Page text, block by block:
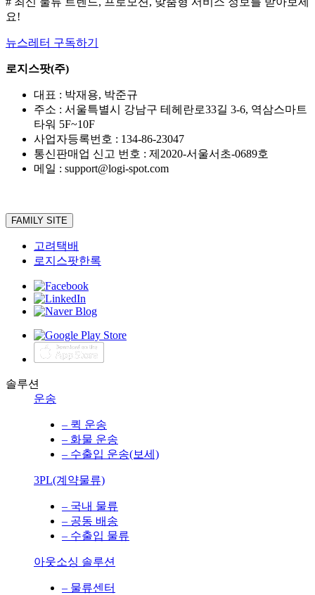
요!
뉴스레터 구독하기
로지스팟(주)
대표 : 박재용, 박준규
주소 : 서울특별시 강남구 테헤란로33길 3-6, 역삼스마트
타워 5F~10F
사업자등록번호 : 134-86-23047
통신판매업 신고 번호 : 제2020-서울서초-0689호
메일 : support@logi-spot.com
FAMILY SITE
고려택배
로지스팟한록
솔루션
운송
– 퀵 운송
– 화물 운송
– 수출입 운송(보세)
3PL(계약물류)
– 국내 물류
– 공동 배송
– 수출입 물류
아웃소싱 솔루션
– 물류센터